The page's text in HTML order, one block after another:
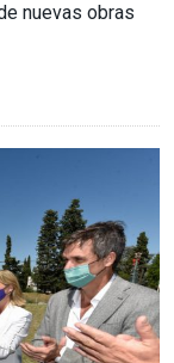
nuevas obras